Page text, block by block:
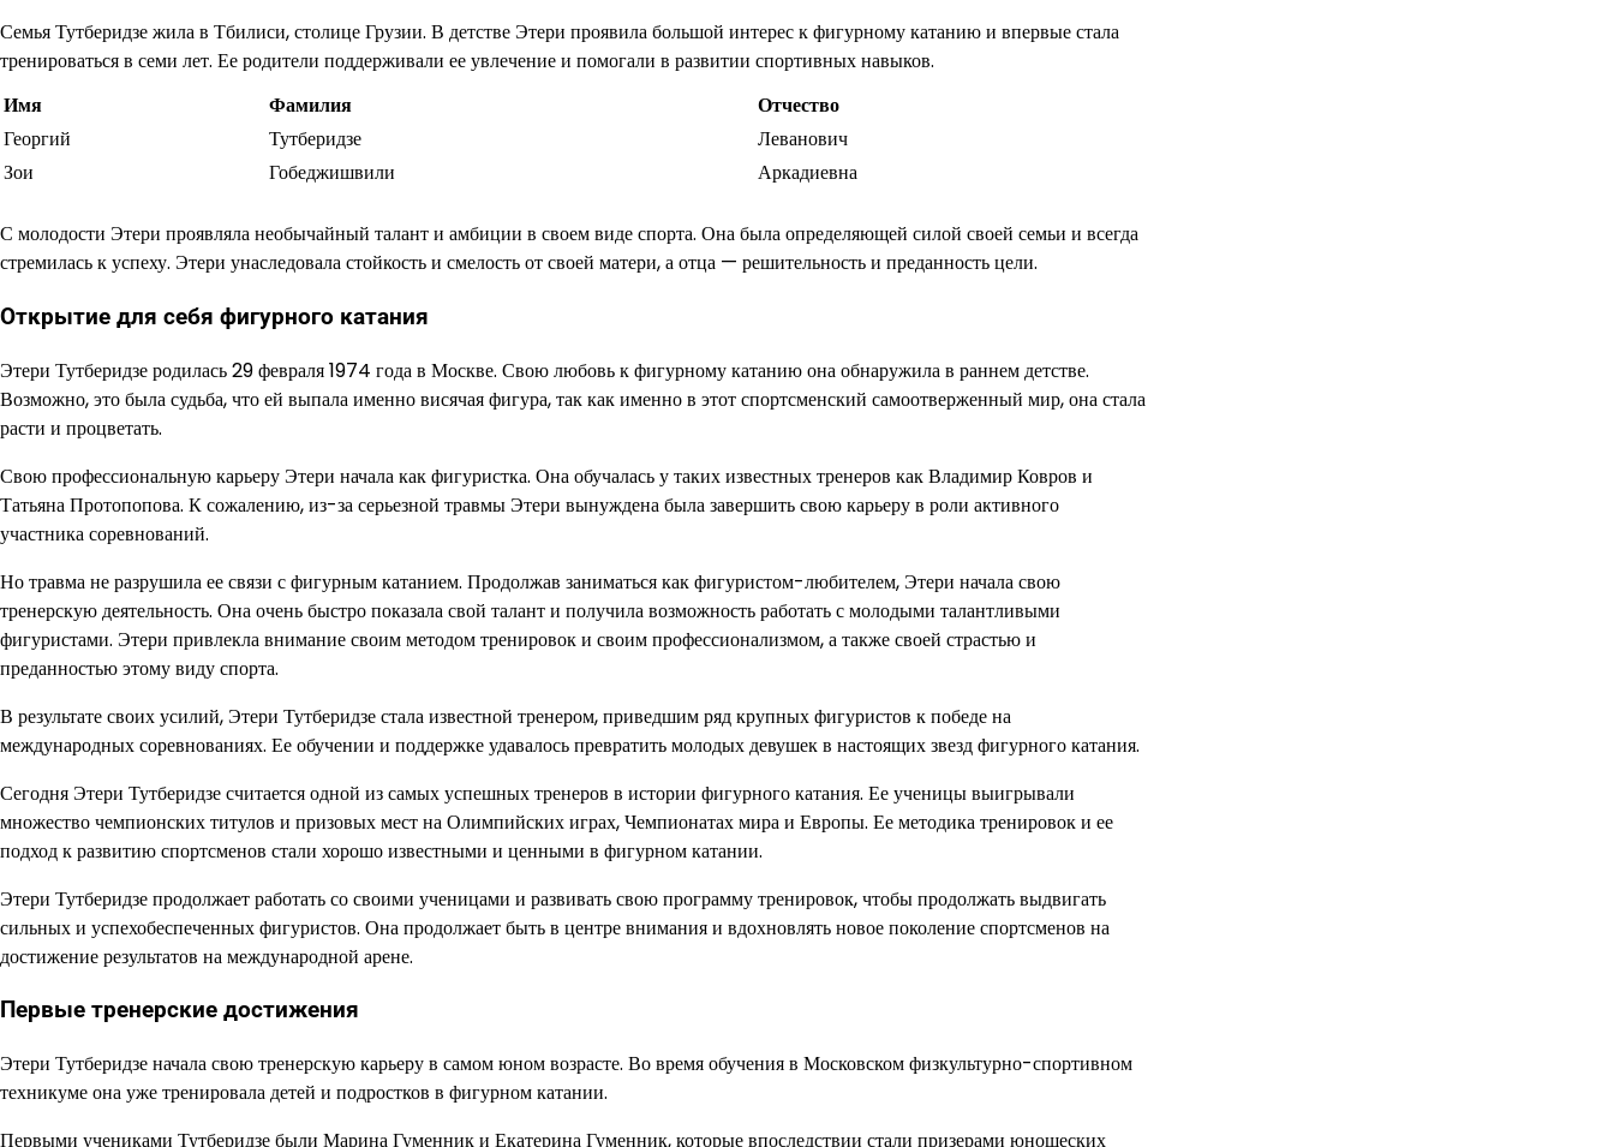
Семья Тутберидзе жила в Тбилиси, столице Грузии. В детстве Этери проявила большой интерес к фигурному катанию и впервые стала
тренироваться в семи лет. Ее родители поддерживали ее увлечение и помогали в развитии спортивных навыков.
Имя
Фамилия
Отчество
Георгий
Тутберидзе
Леванович
Зои
Гобеджишвили Аркадиевна
С молодости Этери проявляла необычайный талант и амбиции в своем виде спорта. Она была определяющей силой своей семьи и всегда
стремилась к успеху. Этери унаследовала стойкость и смелость от своей матери, а отца — решительность и преданность цели.
Открытие для себя фигурного катания
Этери Тутберидзе родилась 29 февраля 1974 года в Москве. Свою любовь к фигурному катанию она обнаружила в раннем детстве.
Возможно, это была судьба, что ей выпала именно висячая фигура, так как именно в этот спортсменский самоотверженный мир, она стала
расти и процветать.
Свою профессиональную карьеру Этери начала как фигуристка. Она обучалась у таких известных тренеров как Владимир Ковров и
Татьяна Протопопова. К сожалению, из-за серьезной травмы Этери вынуждена была завершить свою карьеру в роли активного
участника соревнований.
Но травма не разрушила ее связи с фигурным катанием. Продолжав заниматься как фигуристом-любителем, Этери начала свою
тренерскую деятельность. Она очень быстро показала свой талант и получила возможность работать с молодыми талантливыми
фигуристами. Этери привлекла внимание своим методом тренировок и своим профессионализмом, а также своей страстью и
преданностью этому виду спорта.
В результате своих усилий, Этери Тутберидзе стала известной тренером, приведшим ряд крупных фигуристов к победе на
международных соревнованиях. Ее обучении и поддержке удавалось превратить молодых девушек в настоящих звезд фигурного катания.
Сегодня Этери Тутберидзе считается одной из самых успешных тренеров в истории фигурного катания. Ее ученицы выигрывали
множество чемпионских титулов и призовых мест на Олимпийских играх, Чемпионатах мира и Европы. Ее методика тренировок и ее
подход к развитию спортсменов стали хорошо известными и ценными в фигурном катании.
Этери Тутберидзе продолжает работать со своими ученицами и развивать свою программу тренировок, чтобы продолжать выдвигать
сильных и успехобеспеченных фигуристов. Она продолжает быть в центре внимания и вдохновлять новое поколение спортсменов на
достижение результатов на международной арене.
Первые тренерские достижения
Этери Тутберидзе начала свою тренерскую карьеру в самом юном возрасте. Во время обучения в Московском физкультурно-спортивном
техникуме она уже тренировала детей и подростков в фигурном катании.
Первыми учениками Тутберидзе были Марина Гуменник и Екатерина Гуменник, которые впоследствии стали призерами юношеских